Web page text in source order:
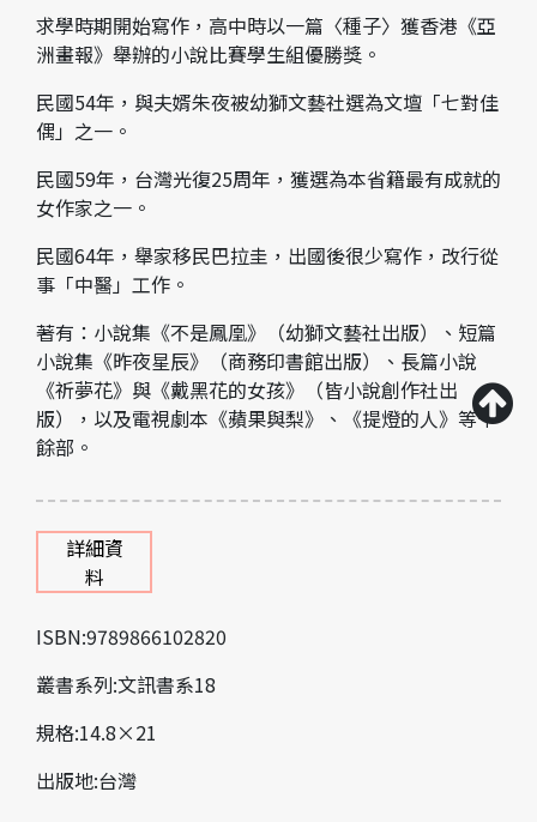
求學時期開始寫作，高中時以一篇〈種子〉獲香港《亞
洲畫報》舉辦的小說比賽學生組優勝獎。
民國54年，與夫婿朱夜被幼獅文藝社選為文壇「七對佳
偶」之一。
民國59年，台灣光復25周年，獲選為本省籍最有成就的
女作家之一。
民國64年，舉家移民巴拉圭，出國後很少寫作，改行從
事「中醫」工作。
著有：小說集《不是鳳凰》（幼獅文藝社出版）、短篇
小說集《昨夜星辰》（商務印書館出版）、長篇小說
《祈夢花》與《戴黑花的女孩》（皆小說創作社出
版），以及電視劇本《蘋果與梨》、《提燈的人》等十
餘部。
詳細資
料
ISBN:9789866102820
叢書系列:文訊書系18
規格:14.8×21
出版地:台灣